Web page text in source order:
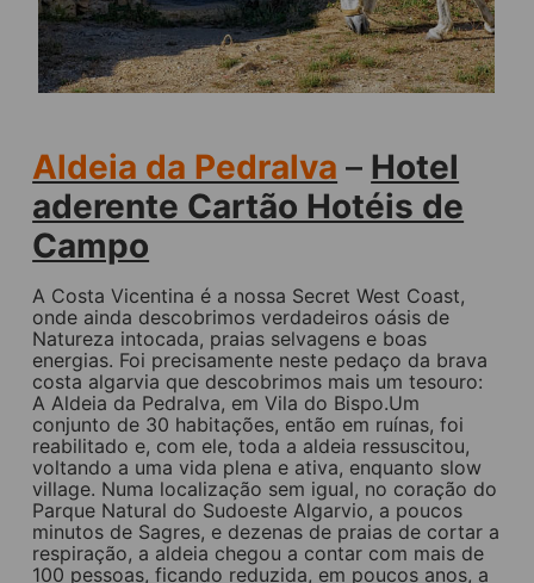
Aldeia da Pedralva – Hotel
aderente Cartão Hotéis de
Campo
A Costa Vicentina é a nossa Secret West Coast,
onde ainda descobrimos verdadeiros oásis de
Natureza intocada, praias selvagens e boas
energias. Foi precisamente neste pedaço da brava
costa algarvia que descobrimos mais um tesouro:
A Aldeia da Pedralva, em Vila do Bispo.Um
conjunto de 30 habitações, então em ruínas, foi
reabilitado e, com ele, toda a aldeia ressuscitou,
voltando a uma vida plena e ativa, enquanto slow
village. Numa localização sem igual, no coração do
Parque Natural do Sudoeste Algarvio, a poucos
minutos de Sagres, e dezenas de praias de cortar a
respiração, a aldeia chegou a contar com mais de
100 pessoas, ficando reduzida, em poucos anos, a